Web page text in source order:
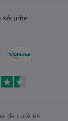
sécurité
de cookies